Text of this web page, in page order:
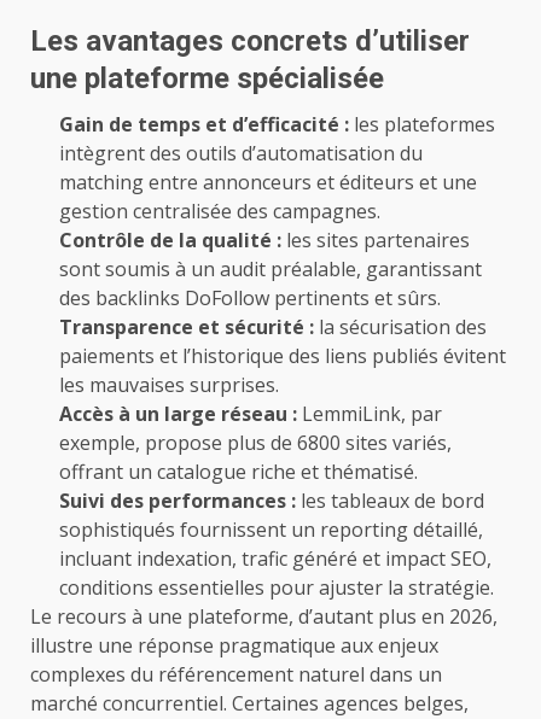
Les avantages concrets d’utiliser
une plateforme spécialisée
Gain de temps et d’efficacité : les plateformes
intègrent des outils d’automatisation du
matching entre annonceurs et éditeurs et une
gestion centralisée des campagnes.
Contrôle de la qualité : les sites partenaires
sont soumis à un audit préalable, garantissant
des backlinks DoFollow pertinents et sûrs.
Transparence et sécurité : la sécurisation des
paiements et l’historique des liens publiés évitent
les mauvaises surprises.
Accès à un large réseau : LemmiLink, par
exemple, propose plus de 6800 sites variés,
offrant un catalogue riche et thématisé.
Suivi des performances : les tableaux de bord
sophistiqués fournissent un reporting détaillé,
incluant indexation, trafic généré et impact SEO,
conditions essentielles pour ajuster la stratégie.
Le recours à une plateforme, d’autant plus en 2026,
illustre une réponse pragmatique aux enjeux
complexes du référencement naturel dans un
marché concurrentiel. Certaines agences belges,